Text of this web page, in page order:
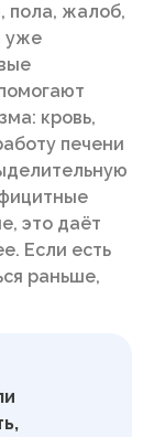
пола, жалоб,
уже
кровь,
печени
это даёт
Если есть
раньше,